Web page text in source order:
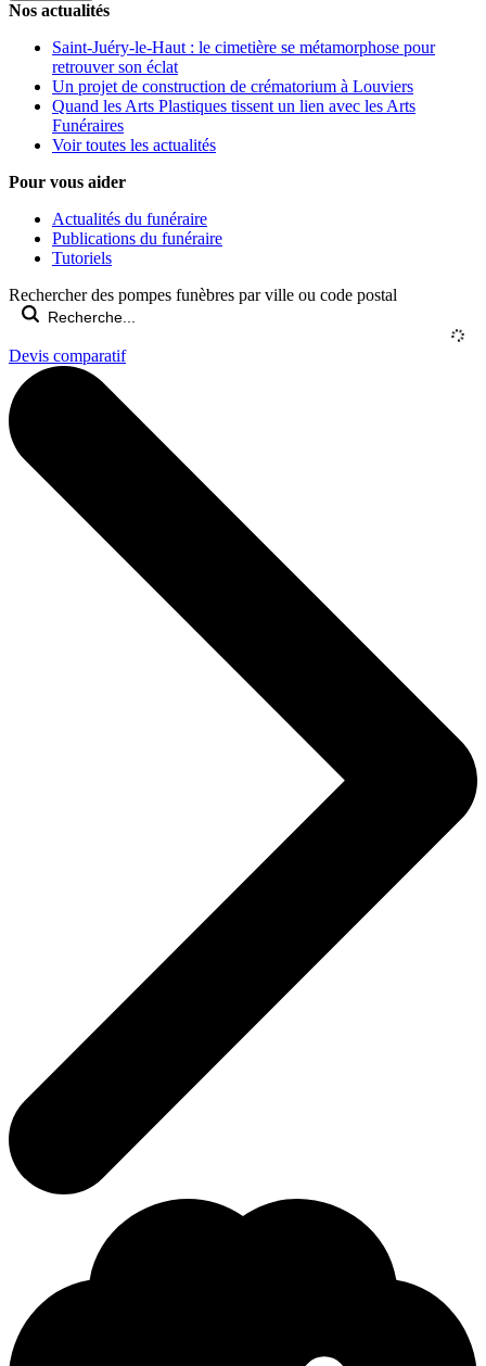
Nos actualités
Saint-Juéry-le-Haut : le cimetière se métamorphose pour
retrouver son éclat
Un projet de construction de crématorium à Louviers
Quand les Arts Plastiques tissent un lien avec les Arts
Funéraires
Voir toutes les actualités
Pour vous aider
Actualités du funéraire
Publications du funéraire
Tutoriels
Rechercher des pompes funèbres par ville ou code postal
Devis comparatif